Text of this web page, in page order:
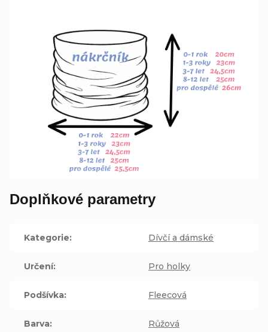
Doplňkové parametry
Kategorie: Dívčí a dámské
Určení: Pro holky
Podšívka: Fleecová
Barva: Růžová